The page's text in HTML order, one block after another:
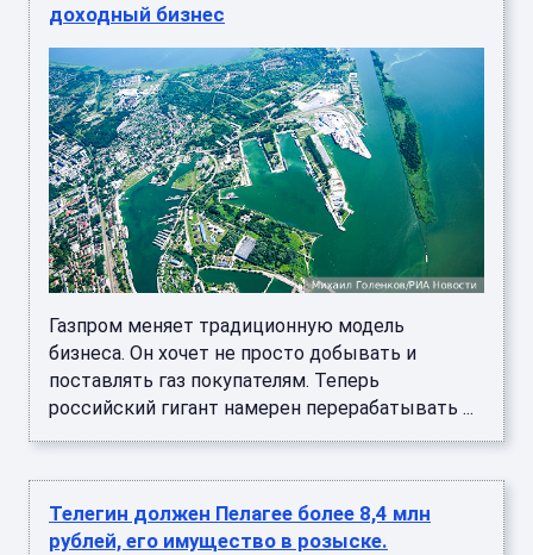
доходный бизнес
Газпром меняет традиционную модель
бизнеса. Он хочет не просто добывать и
поставлять газ покупателям. Теперь
российский гигант намерен перерабатывать ...
Телегин должен Пелагее более 8,4 млн
рублей, его имущество в розыске.